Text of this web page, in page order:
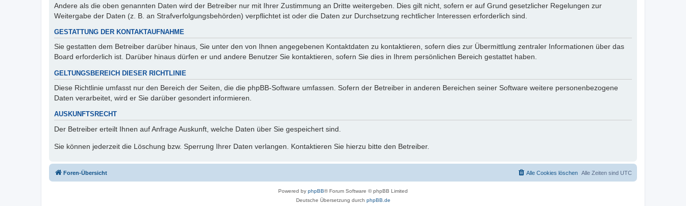
Andere als die oben genannten Daten wird der Betreiber nur mit Ihrer Zustimmung an Dritte weitergeben. Dies gilt nicht, sofern er auf Grund gesetzlicher Regelungen zur
Weitergabe der Daten (z. B. an Strafverfolgungsbehörden) verpflichtet ist oder die Daten zur Durchsetzung rechtlicher Interessen erforderlich sind.
GESTATTUNG DER KONTAKTAUFNAHME
Sie gestatten dem Betreiber darüber hinaus, Sie unter den von Ihnen angegebenen Kontaktdaten zu kontaktieren, sofern dies zur Übermittlung zentraler Informationen über das
Board erforderlich ist. Darüber hinaus dürfen er und andere Benutzer Sie kontaktieren, sofern Sie dies in Ihrem persönlichen Bereich gestattet haben.
GELTUNGSBEREICH DIESER RICHTLINIE
Diese Richtlinie umfasst nur den Bereich der Seiten, die die phpBB-Software umfassen. Sofern der Betreiber in anderen Bereichen seiner Software weitere personenbezogene
Daten verarbeitet, wird er Sie darüber gesondert informieren.
AUSKUNFTSRECHT
Der Betreiber erteilt Ihnen auf Anfrage Auskunft, welche Daten über Sie gespeichert sind.
Sie können jederzeit die Löschung bzw. Sperrung Ihrer Daten verlangen. Kontaktieren Sie hierzu bitte den Betreiber.
Foren-Übersicht Alle Zeiten sind UTC
Alle Cookies löschen
Powered by phpBB® Forum Software © phpBB Limited
Deutsche Übersetzung durch phpBB.de